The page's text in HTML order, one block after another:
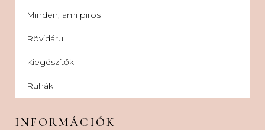
Minden, ami piros
Rövidáru
Kiegészítők
Ruhák
INFORMÁCIÓK